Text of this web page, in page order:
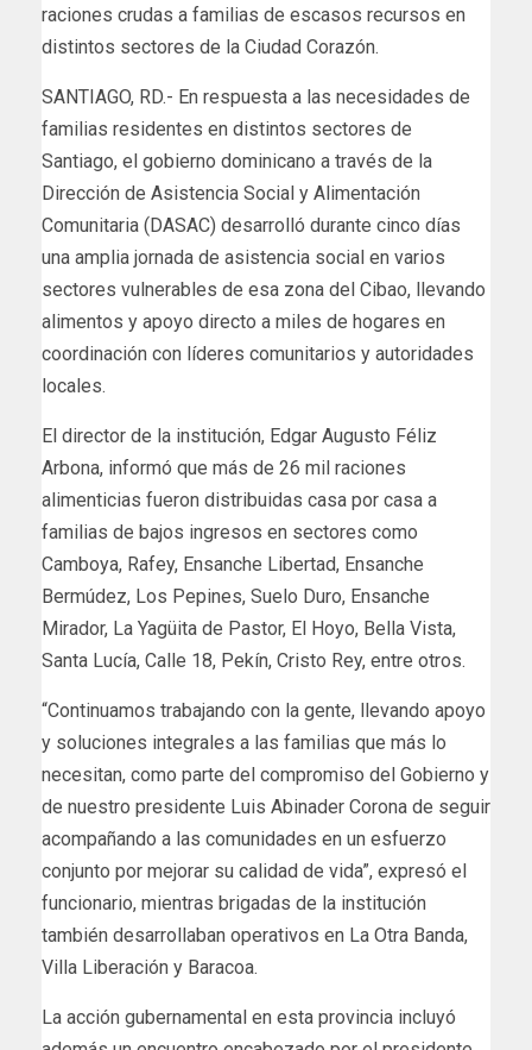
raciones crudas a familias de escasos recursos en
distintos sectores de la Ciudad Corazón.
SANTIAGO, RD.- En respuesta a las necesidades de
familias residentes en distintos sectores de
Santiago, el gobierno dominicano a través de la
Dirección de Asistencia Social y Alimentación
Comunitaria (DASAC) desarrolló durante cinco días
una amplia jornada de asistencia social en varios
sectores vulnerables de esa zona del Cibao, llevando
alimentos y apoyo directo a miles de hogares en
coordinación con líderes comunitarios y autoridades
locales.
El director de la institución, Edgar Augusto Féliz
Arbona, informó que más de 26 mil raciones
alimenticias fueron distribuidas casa por casa a
familias de bajos ingresos en sectores como
Camboya, Rafey, Ensanche Libertad, Ensanche
Bermúdez, Los Pepines, Suelo Duro, Ensanche
Mirador, La Yagüita de Pastor, El Hoyo, Bella Vista,
Santa Lucía, Calle 18, Pekín, Cristo Rey, entre otros.
“Continuamos trabajando con la gente, llevando apoyo
y soluciones integrales a las familias que más lo
necesitan, como parte del compromiso del Gobierno y
de nuestro presidente Luis Abinader Corona de seguir
acompañando a las comunidades en un esfuerzo
conjunto por mejorar su calidad de vida”, expresó el
funcionario, mientras brigadas de la institución
también desarrollaban operativos en La Otra Banda,
Villa Liberación y Baracoa.
La acción gubernamental en esta provincia incluyó